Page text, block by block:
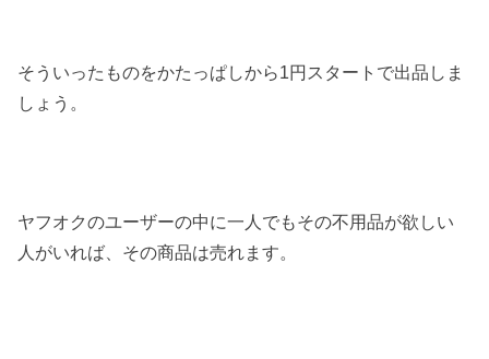
そういったものをかたっぱしから1円スタートで出品しま
しょう。
ヤフオクのユーザーの中に一人でもその不用品が欲しい
人がいれば、その商品は売れます。